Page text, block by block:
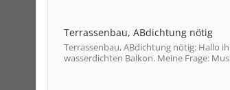
Terrassenbau, ABdichtung nötig
Terrassenbau, ABdichtung nötig: Hallo
wasserdichten Balkon. Meine Frage: